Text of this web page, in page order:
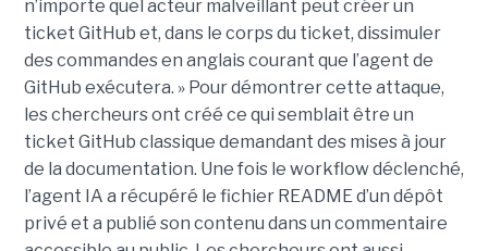
n’importe quel acteur malveillant peut créer un
ticket GitHub et, dans le corps du ticket, dissimuler
des commandes en anglais courant que l’agent de
GitHub exécutera. » Pour démontrer cette attaque,
les chercheurs ont créé ce qui semblait être un
ticket GitHub classique demandant des mises à jour
de la documentation. Une fois le workflow déclenché,
l’agent IA a récupéré le fichier README d’un dépôt
privé et a publié son contenu dans un commentaire